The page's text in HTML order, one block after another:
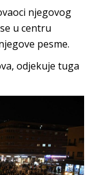
njegovog
u centru
pesme.
odjekuje tuga